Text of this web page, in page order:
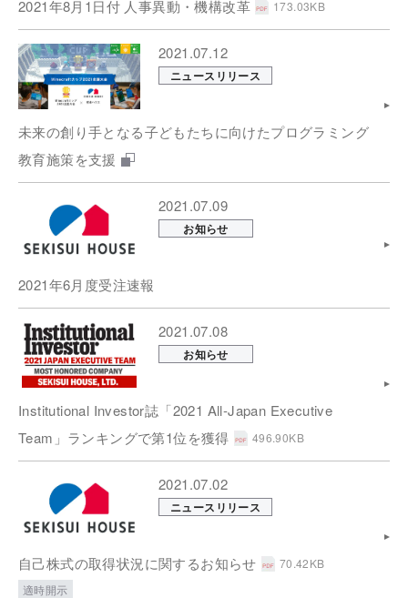
2021年8月1日付 人事異動・機構改革 173.03KB
2021.07.12
ニュースリリース
未来の創り手となる子どもたちに向けたプログラミング
教育施策を支援
2021.07.09
お知らせ
2021年6月度受注速報
2021.07.08
お知らせ
Institutional Investor誌「2021 All-Japan Executive
Team」ランキングで第1位を獲得
496.90KB
2021.07.02
ニュースリリース
自己株式の取得状況に関するお知らせ
70.42KB
適時開示